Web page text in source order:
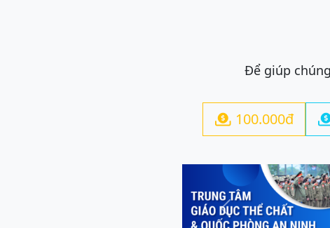
Để giúp
 100.000đ
Previous